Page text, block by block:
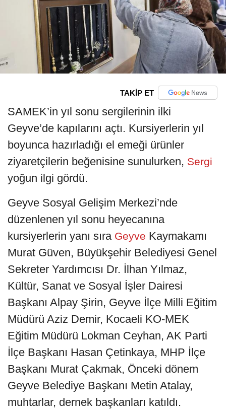
TAKİP ET
SAMEK’in yıl sonu sergilerinin ilki
Geyve’de kapılarını açtı. Kursiyerlerin yıl
boyunca hazırladığı el emeği ürünler
ziyaretçilerin beğenisine sunulurken, Sergi
yoğun ilgi gördü.
Geyve Sosyal Gelişim Merkezi’nde
düzenlenen yıl sonu heyecanına
kursiyerlerin yanı sıra Geyve Kaymakamı
Murat Güven, Büyükşehir Belediyesi Genel
Sekreter Yardımcısı Dr. İlhan Yılmaz,
Kültür, Sanat ve Sosyal İşler Dairesi
Başkanı Alpay Şirin, Geyve İlçe Milli Eğitim
Müdürü Aziz Demir, Kocaeli KO-MEK
Eğitim Müdürü Lokman Ceyhan, AK Parti
İlçe Başkanı Hasan Çetinkaya, MHP İlçe
Başkanı Murat Çakmak, Önceki dönem
Geyve Belediye Başkanı Metin Atalay,
muhtarlar, dernek başkanları katıldı.